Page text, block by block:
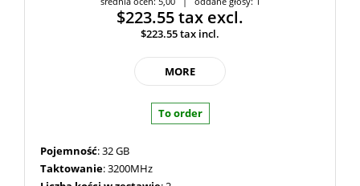
$223.55tax excl.
$223.55tax incl.
MORE
To order
Pojemność: 32 GB
Taktowanie: 3200MHz